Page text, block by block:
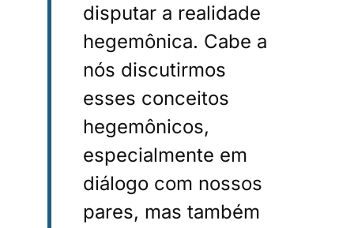
disputar a realidade
hegemônica. Cabe a
nós discutirmos
esses conceitos
hegemônicos,
especialmente em
diálogo com nossos
pares, mas também